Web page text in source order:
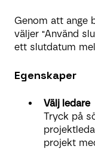
Genom att ange
väljer "Använd
ett slutdatum
Egenskaper
Välj ledare
Tryck på
projekt